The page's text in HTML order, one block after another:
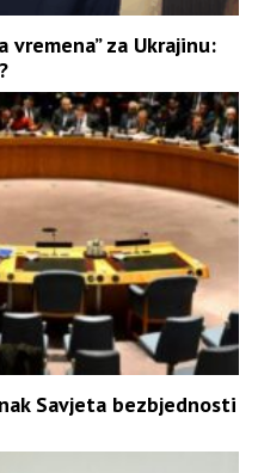
vremena” za Ukrajinu:
Savjeta bezbjednosti